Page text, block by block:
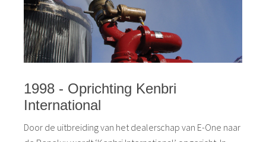
1998 - Oprichting Kenbri
International
Door de uitbreiding van het dealerschap van E-One naar